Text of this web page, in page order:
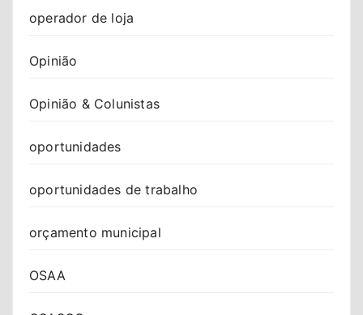
operador de loja
Opinião
Opinião & Colunistas
oportunidades
oportunidades de trabalho
orçamento municipal
OSAA